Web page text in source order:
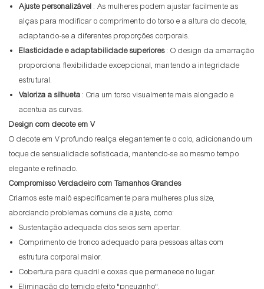
Ajuste personalizável : As mulheres podem ajustar facilmente as
alças para modificar o comprimento do torso e a altura do decote,
adaptando-se a diferentes proporções corporais.
Elasticidade e adaptabilidade superiores: O design da amarração
proporciona flexibilidade excepcional, mantendo a integridade
estrutural.
Valoriza a silhueta : Cria um torso visualmente mais alongado e
acentua as curvas.
Design com decote em V
O decote em V profundo realça elegantemente o colo, adicionando um
toque de sensualidade sofisticada, mantendo-se ao mesmo tempo
elegante e refinado.
Compromisso Verdadeiro com Tamanhos Grandes
Criamos este maiô especificamente para mulheres plus size,
abordando problemas comuns de ajuste, como:
Sustentação adequada dos seios sem apertar.
Comprimento de tronco adequado para pessoas altas com
estrutura corporal maior.
Cobertura para quadril e coxas que permanece no lugar.
Eliminação do temido efeito "pneuzinho".